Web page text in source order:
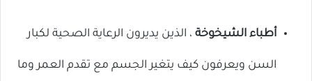
أطباء الشيخوخة ، الذين يديرون الرعاية الصحية لكبار
السن ويعرفون كيف يتغير الجسم مع تقدم العمر وما